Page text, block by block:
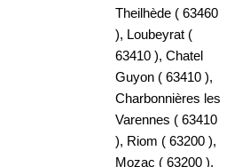
Theilhède ( 63460
), Loubeyrat (
63410 ), Chatel
Guyon ( 63410 ),
Charbonnières les
Varennes ( 63410
), Riom ( 63200 ),
Mozac ( 63200 ),